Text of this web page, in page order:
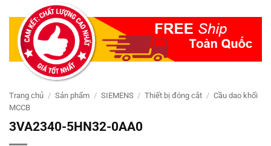
Trang chủ / Sản phẩm / SIEMENS / Thiết bị đóng cắt / Cầu dao khối
MCCB
3VA2340-5HN32-0AA0